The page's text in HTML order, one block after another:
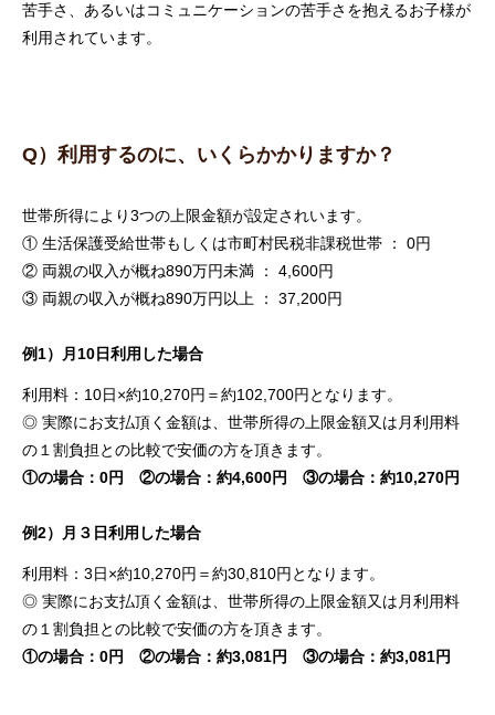
苦手さ、あるいはコミュニケーションの苦手さを抱えるお子様が
利用されています。
Q）利用するのに、いくらかかりますか？
世帯所得により3つの上限金額が設定されいます。
① 生活保護受給世帯もしくは市町村民税非課税世帯 ： 0円
② 両親の収入が概ね890万円未満 ： 4,600円
③ 両親の収入が概ね890万円以上 ： 37,200円
例1）月10日利用した場合
利用料：10日×約10,270円＝約102,700円となります。
◎ 実際にお支払頂く金額は、世帯所得の上限金額又は月利用料
の１割負担との比較で安価の方を頂きます。
①の場合：0円 ②の場合：約4,600円 ③の場合：約10,270円
例2）月３日利用した場合
利用料：3日×約10,270円＝約30,810円となります。
◎ 実際にお支払頂く金額は、世帯所得の上限金額又は月利用料
の１割負担との比較で安価の方を頂きます。
①の場合：0円 ②の場合：約3,081円 ③の場合：約3,081円